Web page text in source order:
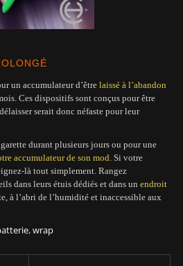
un accumulateur d’être laissé à l’abandon
Ces dispositifs sont conçus pour être
serait donc néfaste pour leur
durant plusieurs jours ou pour une
accumulateur de son mod. Si votre
là tout simplement. Rangez
dans leurs étuis dédiés et dans un endroit
à l’abri de l’humidité et inaccessible aux
,wrap